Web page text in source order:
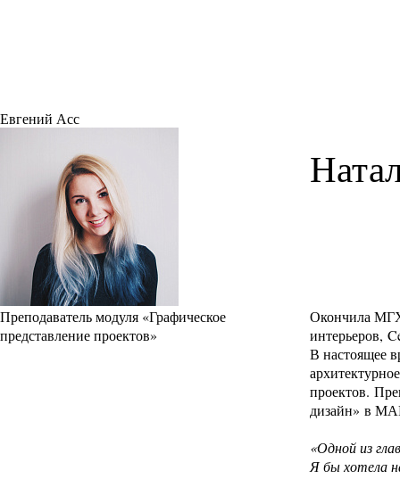
Евгений Асс
Преподаватель модуля «Графическое
представление проектов»
Окончила
интерьеров,
В настоящее
проектов.
дизайн» в
«Одной из
Я бы хотела